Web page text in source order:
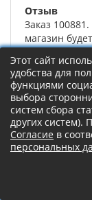
Отзыв
Заказ
магазин
Олег
Подробнее
Левая панель
Этот сайт
удобства для
функциями
выбора
систем сбора
других систем).
Согласие в
персональных